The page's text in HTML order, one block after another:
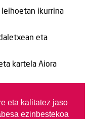
ikurrina
eta
kartela Aiora
eta kalitatez jaso
ezinbestekoa